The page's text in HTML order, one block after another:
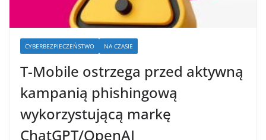
CYBERBEZPIECZEŃSTWO NA CZASIE
T-Mobile ostrzega przed aktywną
kampanią phishingową
wykorzystującą markę
ChatGPT/OpenAI